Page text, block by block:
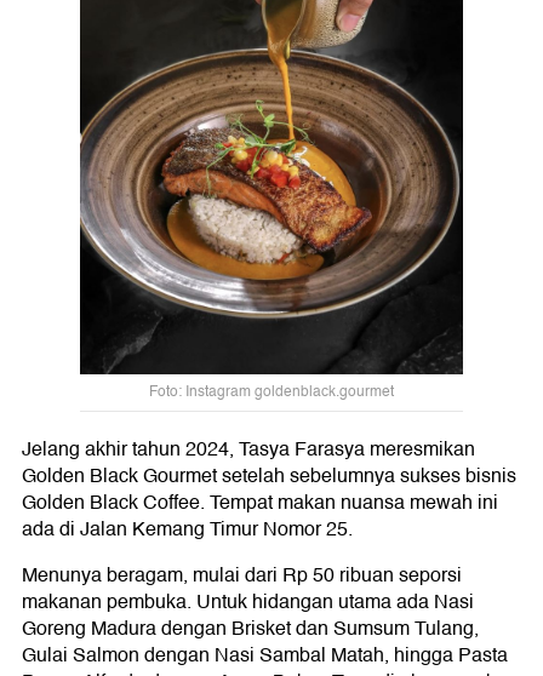
Foto: Instagram goldenblack.gourmet
Jelang akhir tahun 2024, Tasya Farasya meresmikan
Golden Black Gourmet setelah sebelumnya sukses bisnis
Golden Black Coffee. Tempat makan nuansa mewah ini
ada di Jalan Kemang Timur Nomor 25.
Menunya beragam, mulai dari Rp 50 ribuan seporsi
makanan pembuka. Untuk hidangan utama ada Nasi
Goreng Madura dengan Brisket dan Sumsum Tulang,
Gulai Salmon dengan Nasi Sambal Matah, hingga Pasta